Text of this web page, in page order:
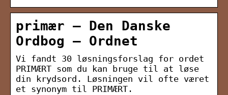
primær — Den Danske
Ordbog – Ordnet
Vi fandt 30 løsningsforslag for ordet
PRIMÆRT som du kan bruge til at løse
din krydsord. Løsningen vil ofte været
et synonym til PRIMÆRT.